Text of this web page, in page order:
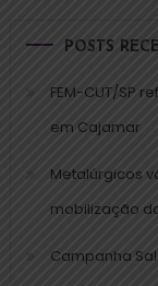
POSTS
FEM-CUT/SP
em Cajamar
Metalúrgicos
mobilização
Campanha